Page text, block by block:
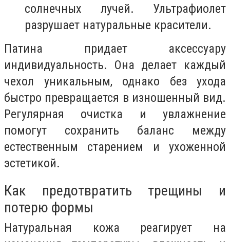
солнечных лучей. Ультрафиолет
разрушает натуральные красители.
Патина придает аксессуару
индивидуальность. Она делает каждый
чехол уникальным, однако без ухода
быстро превращается в изношенный вид.
Регулярная очистка и увлажнение
помогут сохранить баланс между
естественным старением и ухоженной
эстетикой.
Как предотвратить трещины и
потерю формы
Натуральная кожа реагирует на